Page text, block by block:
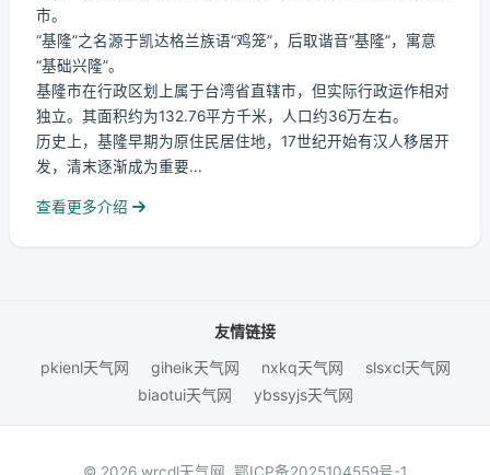
市。
“基隆”之名源于凯达格兰族语“鸡笼”，后取谐音“基隆”，寓意
“基础兴隆”。
基隆市在行政区划上属于台湾省直辖市，但实际行政运作相对
独立。其面积约为132.76平方千米，人口约36万左右。
历史上，基隆早期为原住民居住地，17世纪开始有汉人移居开
发，清末逐渐成为重要...
查看更多介绍
友情链接
pkienl天气网
giheik天气网 nxkq天气网
slsxcl天气网
biaotui天气网
ybssyjs天气网